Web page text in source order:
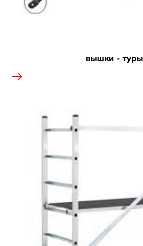
вышки - туры